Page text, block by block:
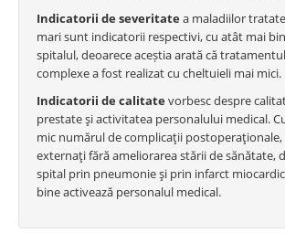
Indicatorii de severitate a maladiilor
mari sunt indicatorii respectivi, cu atât mai
spitalul, deoarece aceștia arată că
complexe a fost realizat cu cheltuieli mai mici.
Indicatorii de calitate vorbesc despre
prestate şi activitatea personalului medical.
mic numărul de complicaţii
externaţi fără ameliorarea stării de sănătate,
spital prin pneumonie şi prin infarct
bine activează personalul medical.